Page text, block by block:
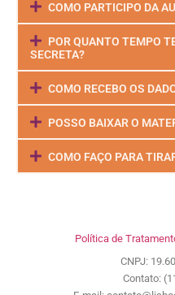
COMO PARTICIPO DA
POR QUANTO TEMPO
SECRETA?
COMO RECEBO OS
POSSO BAIXAR O
COMO FAÇO PARA
Política de
CNPJ:
Contato: